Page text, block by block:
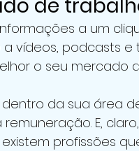
de
a um
vídeos, podcasts e
o seu mercado
dentro da sua área
E,
profissões